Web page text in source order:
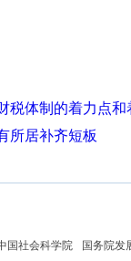
税体制的着力点和
所居补齐短板
国社会科学院 国务院发